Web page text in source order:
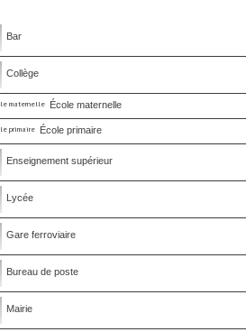
Bar
Collège
École maternelle
École primaire
Enseignement supérieur
Lycée
Gare ferroviaire
Bureau de poste
Mairie